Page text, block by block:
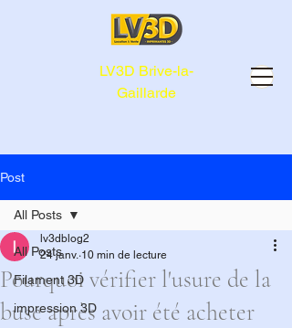
LV3D Brive-la-
Gaillarde
Post
All Posts
Filament 3D
impression 3D
All Posts
Pourquoi vérifier l'usure de la
buse après avoir été acheter
lv3dblog2
24 janv. 10 min de lecture